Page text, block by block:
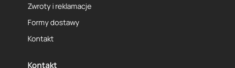
Zwroty i reklamacje
Formy dostawy
Kontakt
Kontakt